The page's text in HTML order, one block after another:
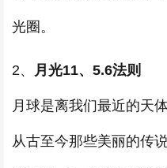
光圈。
2、 月光11、5.6法则
月球是离我们最近的天
从古至今那些美丽的传